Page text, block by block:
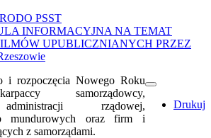
PSST
INFORMACYJNA NA TEMAT
UPUBLICZNIANYCH PRZEZ
Drukuj
i rozpoczęcia Nowego Roku
samorządowcy,
rządowej,
mundurowych oraz firm i
z samorządami.